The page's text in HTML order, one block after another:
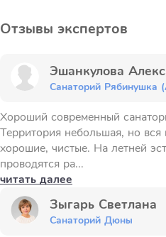
Отзывы экспертов
Эшанкулова
Санаторий Рябинушка
Хороший современный
Территория небольшая, но
хорошие, чистые. На летней
проводятся ра...
читать далее
Зыгарь Светлана
Санаторий Дюны